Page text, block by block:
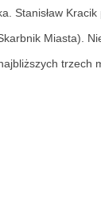
Miasta).